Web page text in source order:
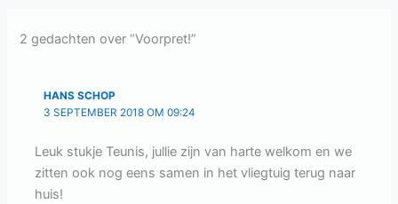
2 gedachten over “Voorpret!”
HANS SCHOP
3 SEPTEMBER 2018 OM 09:24
Leuk stukje Teunis, jullie zijn van harte welkom en we
zitten ook nog eens samen in het vliegtuig terug naar
huis!